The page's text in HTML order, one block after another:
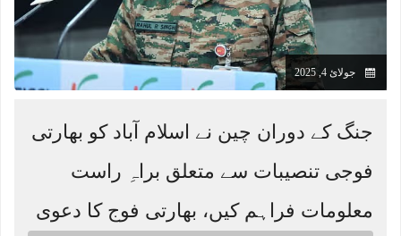
جولائ 4, 2025
جنگ کے دوران چین نے اسلام آباد کو بھارتی
فوجی تنصیبات سے متعلق براہِ راست
معلومات فراہم کیں، بھارتی فوج کا دعوی